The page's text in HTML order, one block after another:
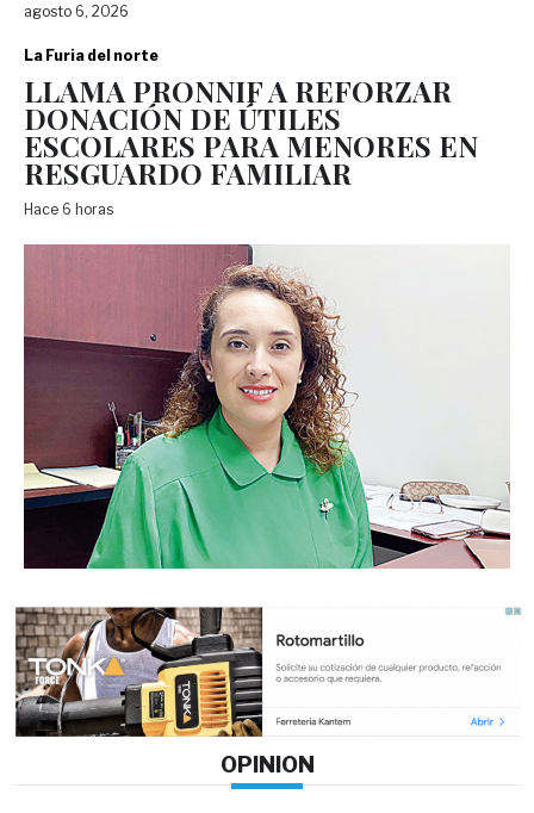
agosto 6, 2026
La Furia del norte
LLAMA PRONNIF A REFORZAR
DONACIÓN DE ÚTILES
ESCOLARES PARA MENORES EN
RESGUARDO FAMILIAR
Hace 6 horas
OPINION